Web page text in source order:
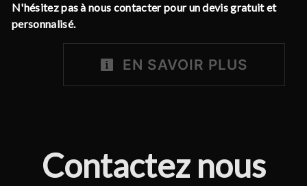
N'hésitez pas à nous contacter pour un devis gratuit et
personnalisé.
EN SAVOIR PLUS
Contactez nous